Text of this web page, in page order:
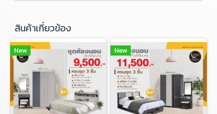
สินค้าเกี่ยวข้อง
New New